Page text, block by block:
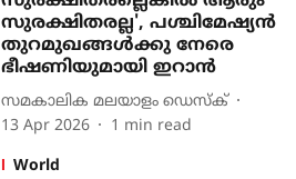
സുരക്ഷിതരല്ല', പശ്ചിമേഷ്യന്‍
തുറമുഖങ്ങള്‍ക്കു നേരെ
ഭീഷണിയുമായി ഇറാൻ
സമകാലിക മലയാളം ഡെസ്ക്
13 Apr 2026
1 min read
World